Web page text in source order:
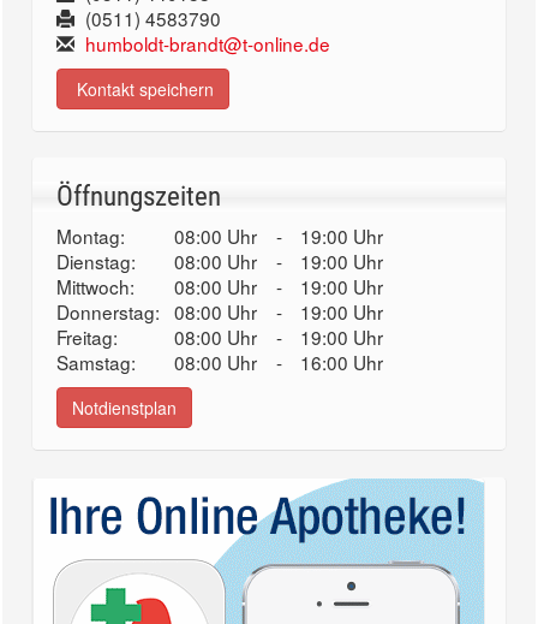
(0511) 4583790
humboldt-brandt@t-online.de
Kontakt speichern
Öffnungszeiten
Montag: 08:00 Uhr -
19:00 Uhr
Dienstag:
08:00 Uhr -
19:00 Uhr
Mittwoch:
08:00 Uhr -
19:00 Uhr
Donnerstag: 08:00 Uhr -
19:00 Uhr
Freitag:
08:00 Uhr -
19:00 Uhr
Samstag:
08:00 Uhr - 16:00 Uhr
Notdienstplan